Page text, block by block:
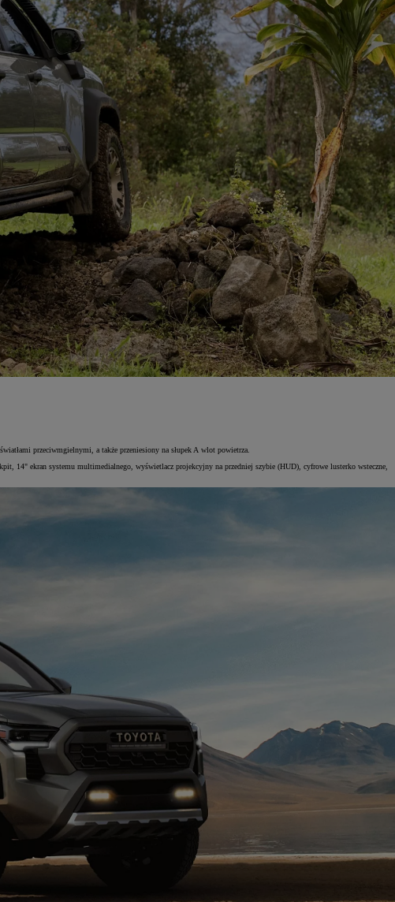
przeciwmgielnymi, a także przeniesiony na słupek A wlot powietrza.
14" ekran systemu multimedialnego, wyświetlacz projekcyjny na przedniej szybie (HUD), cyfrowe lusterko wsteczne,